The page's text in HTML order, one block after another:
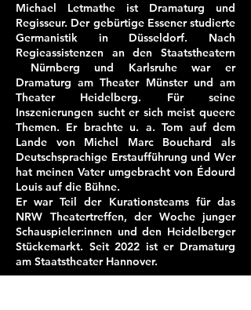
Michael Letmathe ist Dramaturg und
Regisseur. Der gebürtige Essener studierte
Germanistik in Düsseldorf. Nach
Regieassistenzen an den Staatstheatern
Nürnberg und Karlsruhe war er
Dramaturg am Theater Münster und am
Theater Heidelberg. Für seine
Inszenierungen sucht er sich meist queere
Themen. Er brachte u. a. Tom auf dem
Lande von Michel Marc Bouchard als
Deutschsprachige Erstaufführung und Wer
hat meinen Vater umgebracht von Édourd
Louis auf die Bühne.
Er war Teil der Kurationsteams für das
NRW Theatertreffen, der Woche junger
Schauspieler:innen und den Heidelberger
Stückemarkt. Seit 2022 ist er Dramaturg
am Staatstheater Hannover.